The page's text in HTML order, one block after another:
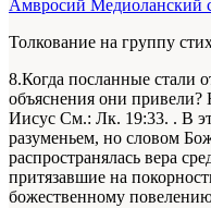
Амвросий Медиоланский
Толкование на группу
8.Когда посланные стали
объяснения они привели?
Иисус См.: Лк. 19:33. . В
разуменьем, но словом
распространялась вера
притязавшие на
божественному